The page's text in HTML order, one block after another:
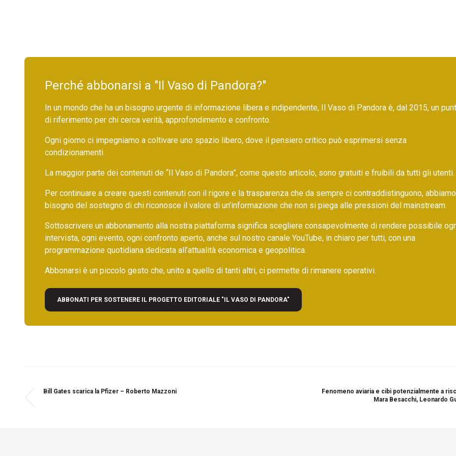
Perché abbonarsi a "Il Vaso di Pandora?"
In un mondo che ha un bisogno urgente di informazione libera e indipendente, Il Vaso di Pandora è, dal 2015, un
di riferimento per chi cerca verità, approfondimento e confronto.
Ogni giorno ci impegniamo a coltivare uno spazio libero, dove il pensiero critico può esprimersi senza
condizionamenti.
La maggior parte dei contenuti de “Il Vaso di Pandora”, come questo articolo, sono gratuiti e fruibili da tutti gli utenti.
Per continuare a creare questi contenuti con il rigore e la trasparenza che da sempre ci contraddistinguono, abbiamo
bisogno del sostegno di chi riconosce il valore di un’informazione che non si piega alle pressioni del mainstream.
Sottoscrivere un abbonamento alla nostra piattaforma significa scegliere consapevolmente di rendere possibile
intervista, ogni evento, ogni confronto aperto, anche sul nostro canale YouTube, in chiaro per tutti, con una
programmazione quotidiana dedicata all’attualità economica e geopolitica.
Abbonarsi è un piccolo gesto che, unito a quello di tanti altri, ci permette di rimanere operativi.
ABBONATI PER SOSTENERE IL PROGETTO EDITORIALE "IL VASO DI PANDORA"
Bill Gates scarica la Pfizer – Roberto Mazzoni
Fenomeno aviaria e cibi potenzialmente a
Mara Besacchi, Leonardo